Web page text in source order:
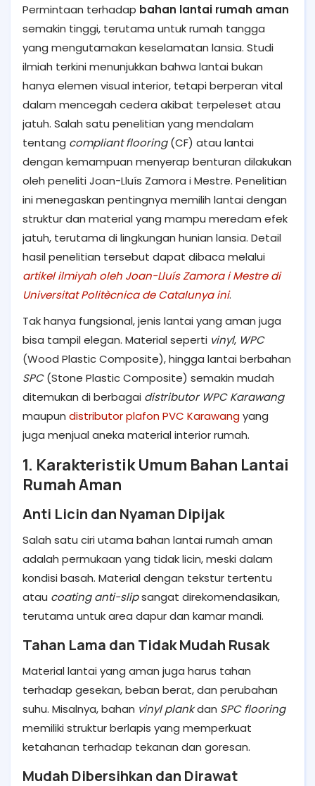
Permintaan terhadap bahan lantai rumah aman
semakin tinggi, terutama untuk rumah tangga
yang mengutamakan keselamatan lansia. Studi
ilmiah terkini menunjukkan bahwa lantai bukan
hanya elemen visual interior, tetapi berperan vital
dalam mencegah cedera akibat terpeleset atau
jatuh. Salah satu penelitian yang mendalam
tentang compliant flooring(CF) atau lantai
dengan kemampuan menyerap benturan dilakukan
oleh peneliti Joan-Lluís Zamora i Mestre. Penelitian
ini menegaskan pentingnya memilih lantai dengan
struktur dan material yang mampu meredam efek
jatuh, terutama di lingkungan hunian lansia. Detail
hasil penelitian tersebut dapat dibaca melalui
artikel ilmiyah oleh Joan-Lluís Zamora i Mestre di
Universitat Politècnica de Catalunya ini.
Tak hanya fungsional, jenis lantai yang aman juga
bisa tampil elegan. Material seperti vinyl, WPC
(Wood Plastic Composite), hingga lantai berbahan
SPC(Stone Plastic Composite) semakin mudah
ditemukan di berbagai distributor WPC Karawang
maupun distributor plafon PVC Karawangyang
juga menjual aneka material interior rumah.
1. Karakteristik Umum Bahan Lantai
Rumah Aman
Anti Licin dan Nyaman Dipijak
Salah satu ciri utama bahan lantai rumah aman
adalah permukaan yang tidak licin, meski dalam
kondisi basah. Material dengan tekstur tertentu
atau coating anti-slipsangat direkomendasikan,
terutama untuk area dapur dan kamar mandi.
Tahan Lama dan Tidak Mudah Rusak
Material lantai yang aman juga harus tahan
terhadap gesekan, beban berat, dan perubahan
suhu. Misalnya, bahan vinyl plankdan SPC flooring
memiliki struktur berlapis yang memperkuat
ketahanan terhadap tekanan dan goresan.
Mudah Dibersihkan dan Dirawat